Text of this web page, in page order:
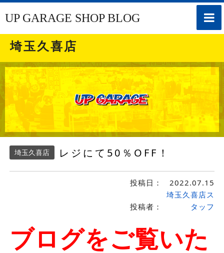
toggle
UP GARAGE SHOP BLOG
埼玉久喜店
埼玉久喜店 レジにて50％OFF！
投稿日： 2022.07.15
投稿者：
埼玉久喜店ス
タッフ
ブログをご覧いた